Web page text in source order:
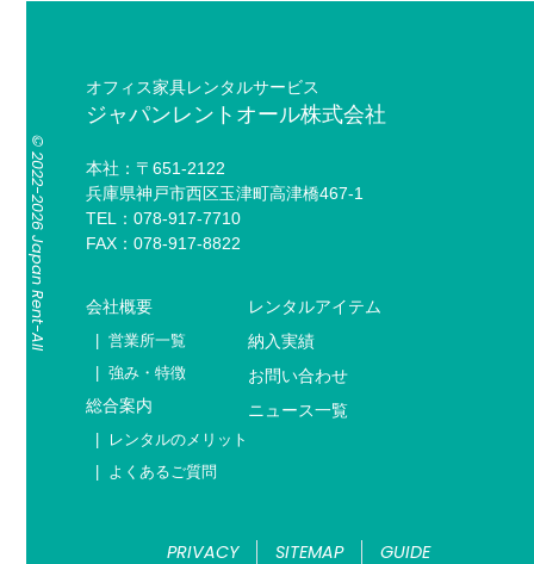
オフィス家具レンタルサービス
ジャパンレントオール株式会社
本社：〒651-2122
兵庫県神戸市西区玉津町高津橋467-1
TEL：078-917-7710
FAX：078-917-8822
会社概要
営業所一覧
強み・特徴
総合案内
レンタルのメリット
よくあるご質問
レンタルアイテム
納入実績
お問い合わせ
ニュース一覧
PRIVACY SITEMAP GUIDE
© 2022-2026 Japan Rent-All